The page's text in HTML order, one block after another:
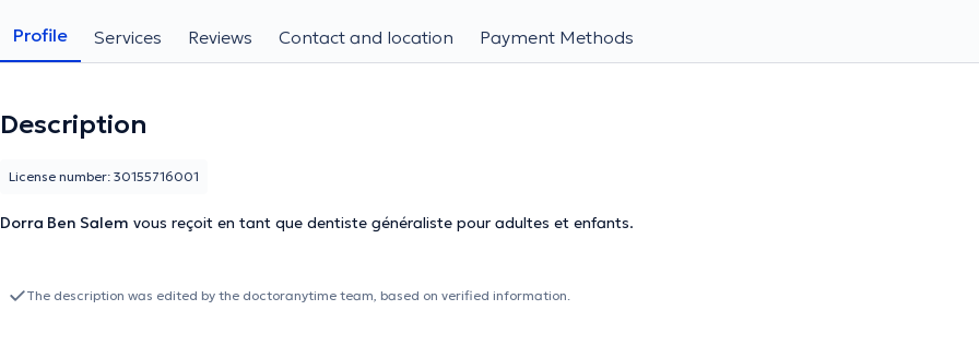
Profile Services Reviews Contact and location Payment Methods
Description
Dorra Ben Salem vous reçoit en tant que dentiste généraliste pour adultes et enfants.
License number: 30155716001
The description was edited by the doctoranytime team, based on verified information.